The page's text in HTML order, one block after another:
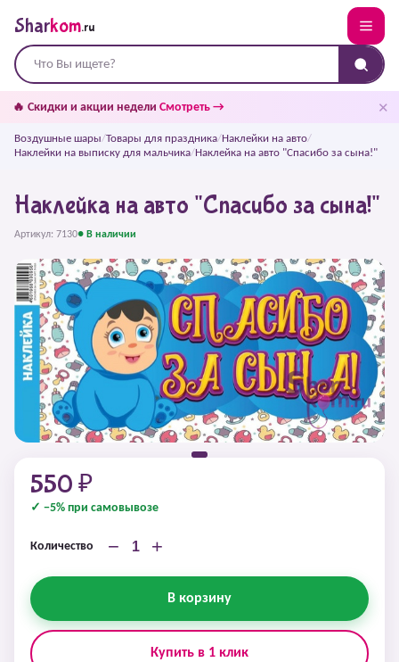
Sharkom.ru
🔥 Скидки и акции недели Смотреть → ✕
Воздушные шары/Товары для праздника/Наклейки на авто/
Наклейки на выписку для мальчика/Наклейка на авто "Спасибо за сына!"
Наклейка на авто "Спасибо за сына!"
Артикул: 7130● В наличии
550 ₽
✓ −5% при самовывозе
Количество − +
В корзину
Купить в 1 клик